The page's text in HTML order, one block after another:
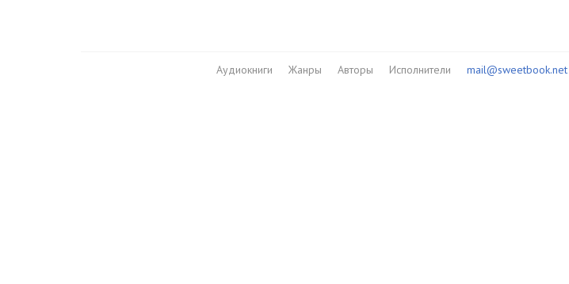
Аудиокниги Жанры Авторы Исполнители mail@sweetbook.net